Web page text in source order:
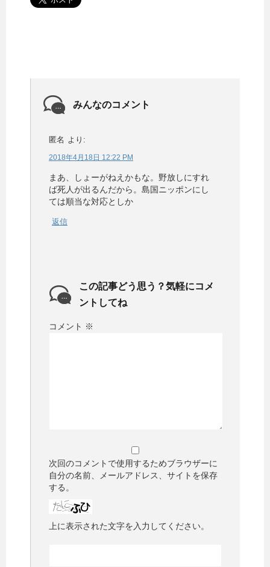
みんなのコメント
匿名 より:
2018年4月18日 12:22 PM
まあ、しょーがねえかもな。野放しにすれ
ば死人が出るんだから。島国ニッポンにし
ては順当な対応としか
返信
この記事どう思う？気軽にコメ
ントしてね
コメント ※
次回のコメントで使用するためブラウザーに
自分の名前、メールアドレス、サイトを保存
する。
上に表示された文字を入力してください。